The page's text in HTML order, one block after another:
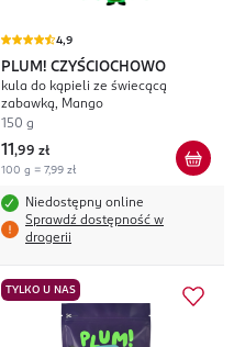
4,9
PLUM! CZYŚCIOCHOWO
kula do kąpieli ze świecącą
zabawką, Mango
150 g
11 ,99 zł
100 g = 7,99 zł
Niedostępny online
Sprawdź dostępność w
drogerii
TYLKO U NAS